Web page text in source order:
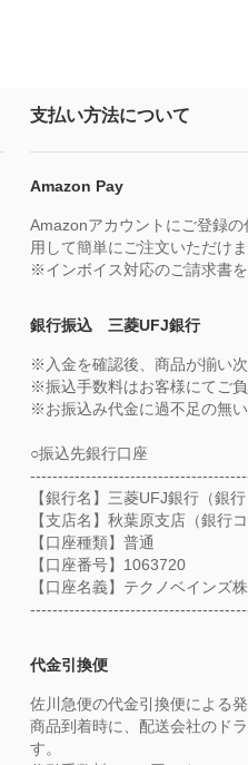
支払い方法について
Amazon Pay
Amazonアカウントにご登録
用して簡単にご注文いただけま
※インボイス対応のご請求書
銀行振込 三菱UFJ銀行
※入金を確認後、商品が揃い次
※振込手数料はお客様にてご負
※お振込み代金に過不足の無い
○振込先銀行口座
【銀行名】三菱UFJ銀行（銀
【支店名】秋葉原支店（銀行
【口座種類】普通
【口座番号】1063720
【口座名義】テクノベインズ
代金引換便
佐川急便の代金引換便による発
商品到着時に、配送会社のド
す。